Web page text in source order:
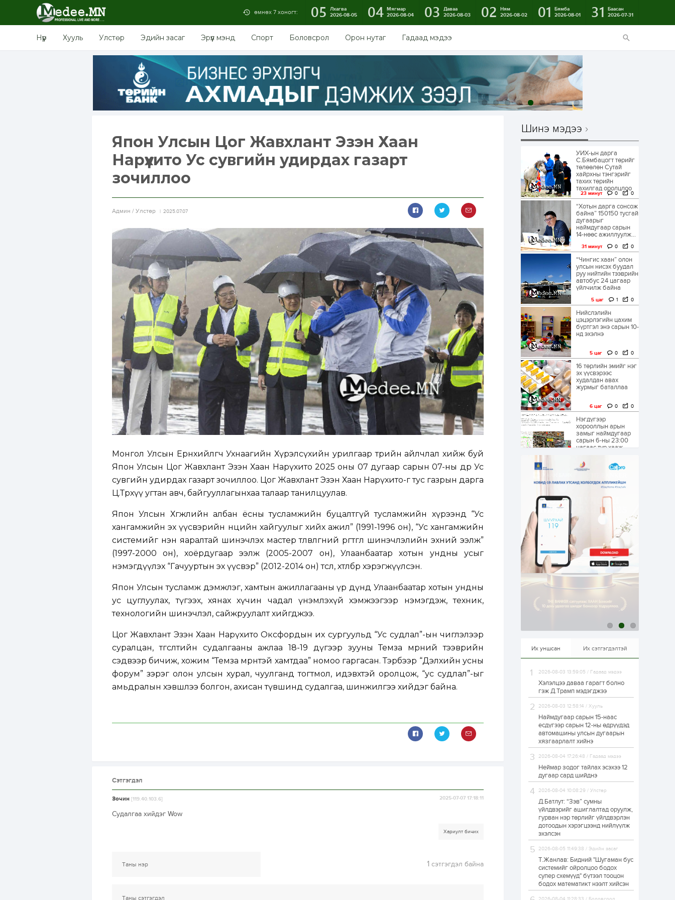
өмнөх 7 хоногт: 05
Лхагва
2026-08-05
04 Мягмар
2026-08-04
03
Даваа
2026-08-03
02
Ням
2026-08-02
01
Бямба
2026-08-01
31
Баасан
2026-07-31
Нүүр Хууль Улстөр Эдийн засаг Эрүүл мэнд Спорт Боловсрол Орон нутаг Гадаад мэдээ
Япон Улсын Цог Жавхлант Эзэн Хаан
Нарүхито Ус сувгийн удирдах газарт
зочиллоо
Aдмин / Улстөр 2025.07.07
Монгол Улсын Ерөнхийлөгч Ухнаагийн Хүрэлсүхийн урилгаар төрийн айлчлал хийж буй
Япон Улсын Цог Жавхлант Эзэн Хаан Нарүхито 2025 оны 07 дугаар сарын 07-ны өдөр Ус
сувгийн удирдах газарт зочиллоо. Цог Жавхлант Эзэн Хаан Нарүхито-г тус газрын дарга
Ц.Төрхүү угтан авч, байгууллагынхаа талаар танилцуулав.
Япон Улсын Хөгжлийн албан ёсны тусламжийн буцалтгүй тусламжийн хүрээнд “Ус
хангамжийн эх үүсвэрийн нөөцийн хайгуулыг хийх ажил” (1991-1996 он), “Ус хангамжийн
системийг нэн яаралтай шинэчлэх мастер төлөвлөгөөний өргөтгөл шинэчлэлийн эхний ээлж”
(1997-2000 он), хоёрдугаар ээлж (2005-2007 он), Улаанбаатар хотын ундны усыг
нэмэгдүүлэх “Гачууртын эх үүсвэр” (2012-2014 он) төсөл, хөтөлбөр хэрэгжүүлсэн.
Япон Улсын тусламж дэмжлэг, хамтын ажиллагааны үр дүнд Улаанбаатар хотын ундны
ус цуглуулах, түгээх, хянах хүчин чадал үнэмлэхүй хэмжээгээр нэмэгдэж, техник,
технологийн шинэчлэл, сайжруулалт хийгджээ.
Цог Жавхлант Эзэн Хаан Нарүхито Оксфордын их сургуульд “Ус судлал”-ын чиглэлээр
суралцан, төгсөлтийн судалгааны ажлаа 18-19 дүгээр зууны Темза мөрний тээврийн
сэдвээр бичиж, хожим “Темза мөрөнтэй хамтдаа” номоо гаргасан. Тэрбээр “Дэлхийн усны
форум” зэрэг олон улсын хурал, чуулганд тогтмол, идэвхтэй оролцож, “ус судлал”-ыг
амьдралын хэвшлээ болгон, ахисан түвшинд судалгаа, шинжилгээ хийдэг байна.
Сэтгэгдэл
Зочин [119.40.103.6] 2025-07-07 17:18:11
Судалгаа хийдэг Wow
Хариулт бичих
1 сэтгэгдэл байна
Шинэ мэдээ
УИХ-ын дарга
С.Бямбацогт төрийг
төлөөлөн Сутай
хайрхны тэнгэрийг
тахих төрийн
тахилгад оролцлоо
23 минут 0 0
“Хотын дарга сонсож
байна” 150150 тусгай
дугаарыг
наймдугаар сарын
14-нөөс ажиллуулж...
31 минут 0 0
“Чингис хаан” олон
улсын нисэх буудал
руу нийтийн тээврийн
автобус 24 цагаар
үйлчилж байна
5 цаг 1 0
Нийслэлийн
цэцэрлэгийн цахим
бүртгэл энэ сарын 10-
нд эхэлнэ
5 цаг 0 0
16 төрлийн эмийг нэг
эх үүсвэрээс
худалдан авах
журмыг баталлаа
6 цаг 0 0
Нэгдүгээр
хорооллын арын
замыг наймдугаар
сарын 6-ны 23:00
цагаас түр хааж,
Б.Баярбаатар:
Төсвийн шинэчлэл
хийхгүй, урсгал
үргэлжлүүлэн тэлээд
байвал...
6 цаг
Татварын өртэй
шатахуун импортлогч
ААН-үүдийн дансыг
битүүмжлэхгүй
6 цаг 1
Нөөцийн махны
худалдаа,
нээлттэй ил тод
болгоно
ЗГ: Автобензин,
онцгой албан
татварыг тэглэлээ
1 өдөр 2
З.Мэндсайхан:
Хүнсний нөөцийг
бэлтгэх агуулах,
зоорь бэлтгэх ААН-
үүдэд хөнгөлөлттэй
зээл олгоно
1 өдөр 1
Европ дахь
монголчуудын
соёлын наадам
боллоо
1 өдөр
Өнгөрсөн сард
1,439.2 кг үнэт
металл худалдан
авчээ
Б.Найдалаа: Энэ
өвөл илүү хүнд байж
магадгүй учир төр,
эрчим хүчний
байгууллагууд, иргэд
бэлтгэлээ...
1 өдөр 5
Их уншсан Их сэтгэгдэлтэй
2026-08-03 13:59:05 / Гадаад мэдээ
Хэлэлцээ даваа гарагт болно
гэж Д.Трамп мэдэгджээ
2026-08-03 12:58:14 / Хууль
Наймдугаар сарын 15-наас
есдүгээр сарын 12-ны өдрүүдэд
автомашины улсын дугаарын
хязгаарлалт хийнэ
2026-08-04 17:26:48 / Гадаад мэдээ
Неймар зодог тайлах эсэхээ 12
дугаар сард шийднэ
2026-08-04 10:08:29 / Улстөр
Д.Батлут: “Зэв” сумны
үйлдвэрийг ашиглалтад оруулж,
гурван нэр төрлийг үйлдвэрлэн
дотоодын хэрэгцээнд нийлүүлж
эхэлсэн
2026-08-05 11:49:38 / Эдийн засаг
Т.Жанлав: Бидний "Шугаман бус
системийг ойролцоо бодох
супер схемүүд" бүтээл тооцон
бодох математикт нээлт хийсэн